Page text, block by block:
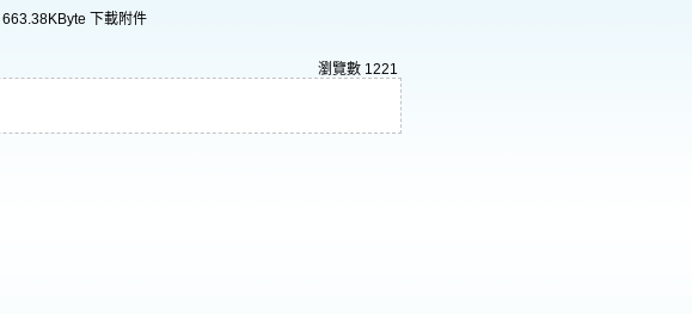
663.38KByte 下載附件
瀏覽數 1221